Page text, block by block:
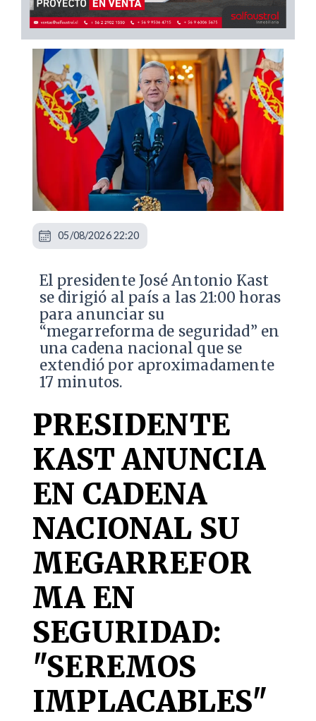
El presidente José Antonio Kast
se dirigió al país a las 21:00 horas
para anunciar su
“megarreforma de seguridad” en
una cadena nacional que se
extendió por aproximadamente
17 minutos.
PRESIDENTE
KAST ANUNCIA
EN CADENA
NACIONAL SU
MEGARREFOR
MA EN
SEGURIDAD:
"SEREMOS
IMPLACABLES"
05/08/2026 22:20